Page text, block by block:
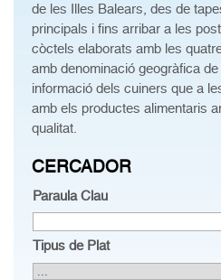
de les Illes Balears, des de
principals i fins arribar a les
còctels elaborats amb les
amb denominació geogràfica
informació dels cuiners que a
amb els productes alimentaris
qualitat.
CERCADOR
Paraula Clau
Tipus de Plat